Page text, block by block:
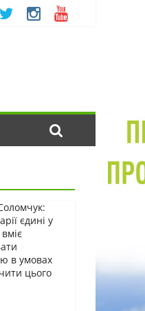
єдині у
вміє
в умовах
цього